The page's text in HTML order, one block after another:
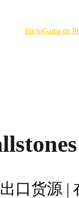
InicioGama de
口货源 |